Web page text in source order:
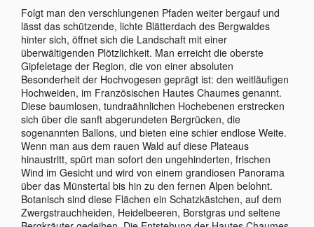
Folgt man den verschlungenen Pfaden weiter bergauf und
lässt das schützende, lichte Blätterdach des Bergwaldes
hinter sich, öffnet sich die Landschaft mit einer
überwältigenden Plötzlichkeit. Man erreicht die oberste
Gipfeletage der Region, die von einer absoluten
Besonderheit der Hochvogesen geprägt ist: den weitläufigen
Hochweiden, im Französischen Hautes Chaumes genannt.
Diese baumlosen, tundraähnlichen Hochebenen erstrecken
sich über die sanft abgerundeten Bergrücken, die
sogenannten Ballons, und bieten eine schier endlose Weite.
Wenn man aus dem rauen Wald auf diese Plateaus
hinaustritt, spürt man sofort den ungehinderten, frischen
Wind im Gesicht und wird von einem grandiosen Panorama
über das Münstertal bis hin zu den fernen Alpen belohnt.
Botanisch sind diese Flächen ein Schatzkästchen, auf dem
Zwergstrauchheiden, Heidelbeeren, Borstgras und seltene